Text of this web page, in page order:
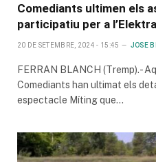
Comediants ultimen els
participatiu per a
20 DE SETEMBRE, 2024 - 15:45 JOSE
FERRAN BLANCH (Tremp).-
Comediants han ultimat els
espectacle Míting que…